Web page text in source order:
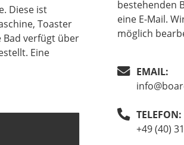
Diese ist
Toaster
Bad verfügt über
Eine
bestehenden
eine E-Mail.
möglich
EMAIL:
TELEFON:
+49 (40)